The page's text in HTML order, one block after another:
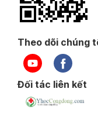
Theo dõi chúng
Đối tác liên kết